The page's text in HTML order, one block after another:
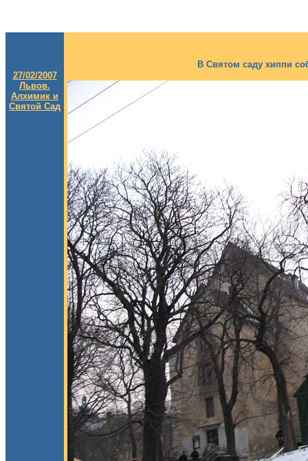
27/02/2007
Львов.
Алхимик и
Святой Сад
В Святом саду хиппи